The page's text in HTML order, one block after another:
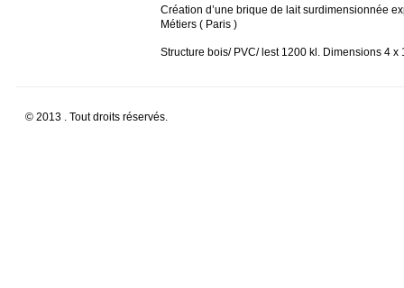
Création d’une brique de lait surdimensionnée
Métiers ( Paris )
Structure bois/ PVC/ lest 1200 kl. Dimensions 4 x
© 2013 . Tout droits réservés.